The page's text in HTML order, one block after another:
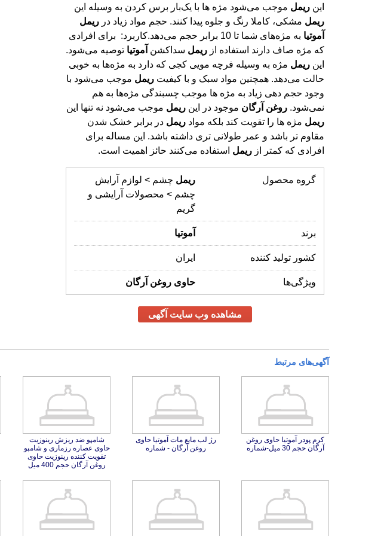
این ریمل موجب می‌شود مژه ها با یک‌بار برس کردن به وسیله این
ریمل مشکی، کاملا رنگ و جلوه پیدا کنند. حجم مواد زیاد در ریمل
آموتیا
به مژه‌های شما تا 10 برابر حجم می‌دهد.کاربرد: برای افرادی
که مژه صاف دارند استفاده از ریمل سداکشن آموتیا توصیه می‌شود.
این ریمل مژه به وسیله فرچه مویی کجی که دارد به مژه‌ها به خوبی
حالت می‌دهد. همچنین مواد سبک و با کیفیت ریمل موجب می‌شود با
وجود حجم دهی زیاد به مژه ها موجب چسبندگی مژه‌ها به هم
نمی‌شود. روغن آرگان موجود در این ریمل موجب می‌شود نه تنها این
ریمل مژه ها را تقویت کند بلکه مواد ریمل در برابر خشک شدن
مقاوم تر باشد و عمر طولانی تری داشته باشد. این مساله برای
افرادی که کمتر از ریمل استفاده می‌کنند حائز اهمیت است.
گروه محصول ریمل چشم > لوازم آرایش
چشم > محصولات آرایشی و
گریم
برند آموتیا
کشور تولید کننده ایران
ویژگی‌ها حاوی روغن آرگان
مشاهده وب سایت آگهی
آگهی‌های مرتبط
کرم پودر آموتیا حاوی روغن
آرگان حجم 30 میل-شماره
رژ لب مایع مات آموتیا حاوی
روغن آرگان - شماره
شامپو ضد ریزش رینوزیت
حاوی عصاره رزماری و شامپو
تقویت کننده رینوزیت حاوی
روغن آرگان حجم 400 میل